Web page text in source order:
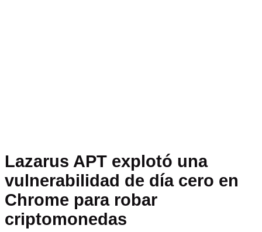
Lazarus APT explotó una
vulnerabilidad de día cero en
Chrome para robar
criptomonedas